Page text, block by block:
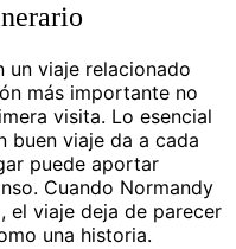
un viaje relacionado
más importante no
visita. Lo esencial
buen viaje da a cada
puede aportar
Cuando Normandy
el viaje deja de parecer
una historia.